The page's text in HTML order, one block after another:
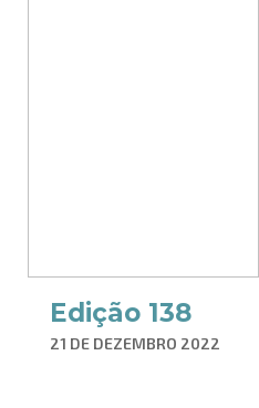
Edição 138
21 DE DEZEMBRO 2022